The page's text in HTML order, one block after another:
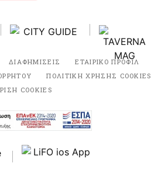
ΔΙΑΦΗΜΙΣΕΙΣ ΕΤΑΙΡΙΚΟ ΠΡΟΦΙΛ
ΠΟΛΙΤΙΚΗ ΧΡΗΣΗΣ COOKIES
COOKIES